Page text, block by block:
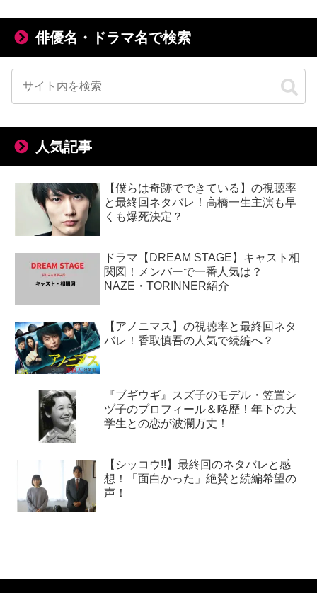
俳優名・ドラマ名で検索
人気記事
【僕らは奇跡でできている】の視聴率
と最終回ネタバレ！高橋一生主演も早
くも爆死決定？
ドラマ【DREAM STAGE】キャスト相
関図！メンバーで一番人気は？
NAZE・TORINNER紹介
【アノニマス】の視聴率と最終回ネタ
バレ！香取慎吾の人気で続編へ？
『ブギウギ』スズ子のモデル・笠置シ
ヅ子のプロフィール＆略歴！年下の大
学生との恋が波瀾万丈！
【シッコウ!!】最終回のネタバレと感
想！「面白かった」絶賛と続編希望の
声！